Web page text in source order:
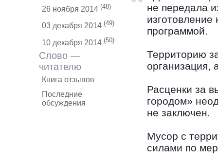
26 ноября 2014 (48)
03 декабря 2014 (49)
10 декабря 2014 (50)
Слово —
читателю
Книга отзывов
Последние
обсуждения
не передала
программой.
Территорию
организация,
Расценки за
городом»
не заключен.
Мусор с
силами по